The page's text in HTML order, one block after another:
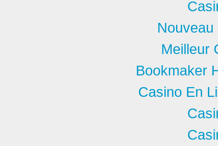
Meilleur
Bookmaker
Casino En